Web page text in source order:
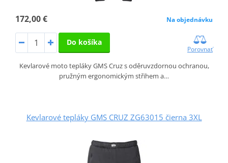
172,00 € Na objednávku
Do košíka
Porovnať
Kevlarové moto tepláky GMS Cruz s oděruvzdornou ochranou,
pružným ergonomickým střihem a…
Kevlarové tepláky GMS CRUZ ZG63015 čierna 3XL